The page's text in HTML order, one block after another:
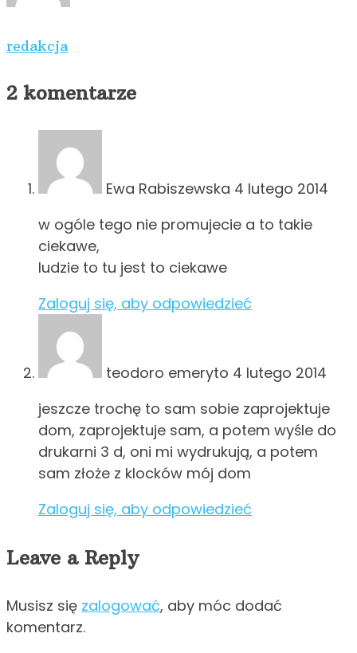
redakcja
2 komentarze
Ewa Rabiszewska 4 lutego 2014
w ogóle tego nie promujecie a to takie
ciekawe,
ludzie to tu jest to ciekawe
Zaloguj się, aby odpowiedzieć
teodoro emeryto 4 lutego 2014
jeszcze trochę to sam sobie zaprojektuje
dom, zaprojektuje sam, a potem wyśle do
drukarni 3 d, oni mi wydrukują, a potem
sam złoże z klocków mój dom
Zaloguj się, aby odpowiedzieć
Leave a Reply
Musisz się zalogować, aby móc dodać
komentarz.